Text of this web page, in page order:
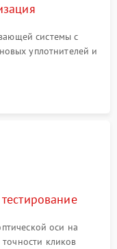
системы с
уплотнителей и
корпуса
или аргоном для
оси на
кликов